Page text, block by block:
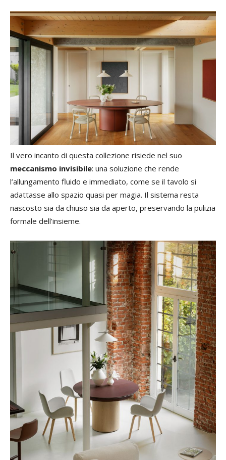
Il vero incanto di questa collezione risiede nel suo
meccanismo invisibile: una soluzione che rende
l’allungamento fluido e immediato, come se il tavolo si
adattasse allo spazio quasi per magia. Il sistema resta
nascosto sia da chiuso sia da aperto, preservando la pulizia
formale dell’insieme.